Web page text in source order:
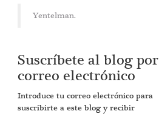
Yentelman.
Suscríbete al blog por
correo electrónico
Introduce tu correo electrónico para
suscribirte a este blog y recibir